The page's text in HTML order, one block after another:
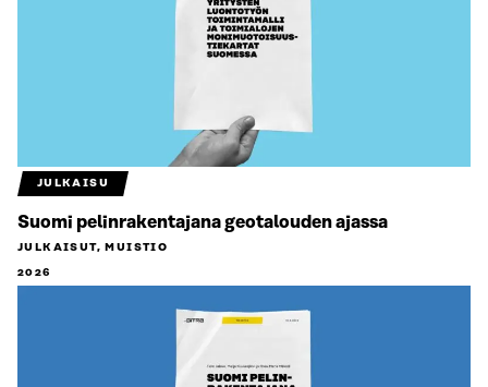
JULKAISU
Suomi pelinrakentajana geotalouden ajassa
JULKAISUT, MUISTIO
2026